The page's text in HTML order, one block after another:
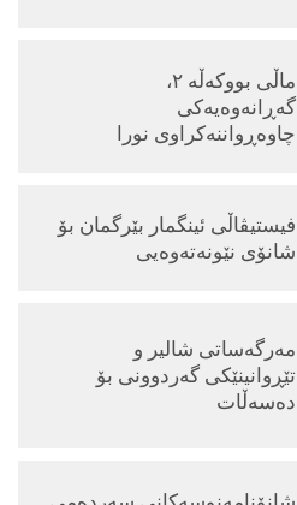
ماڵی بووکەڵە ٢،
گەڕانەوەیەکی
چاوه‌ڕواننه‌کراوی نورا
فیستیڤاڵی ئینگمار بێرگمان بۆ
شانۆی نێونەتەوەیی
مەرگەساتی شالیر و
تێڕوانینێکی گەردوونی بۆ
دەسەڵات